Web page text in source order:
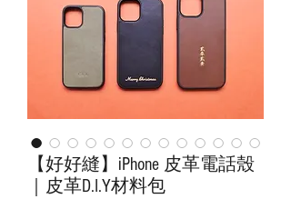
【好好縫】iPhone 皮革電話殼
｜皮革D.I.Y材料包